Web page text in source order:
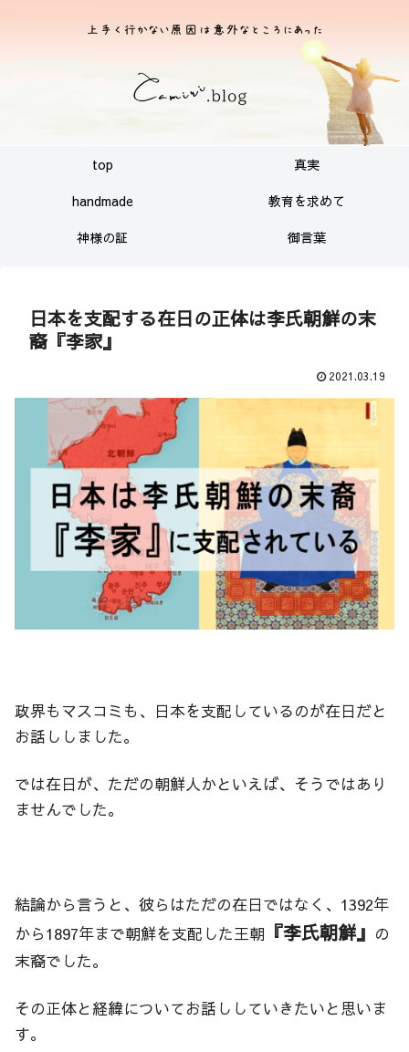
top
真実
handmade
教育を求めて
神様の証
御言葉
日本を支配する在日の正体は李氏朝鮮の末
裔『李家』
2021.03.19
政界もマスコミも、日本を支配しているのが在日だと
お話ししました。
では在日が、ただの朝鮮人かといえば、そうではあり
ませんでした。
結論から言うと、彼らはただの在日ではなく、1392年
から1897年まで朝鮮を支配した王朝 『李氏朝鮮』 の
末裔でした。
その正体と経緯についてお話ししていきたいと思いま
す。